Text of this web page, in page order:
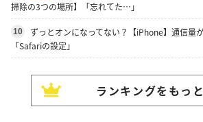
掃除の3つの場所】「忘れてた…」
10
ずっとオンになってない？【iPhone】通信量
「Safariの設定」
ランキングをもっ